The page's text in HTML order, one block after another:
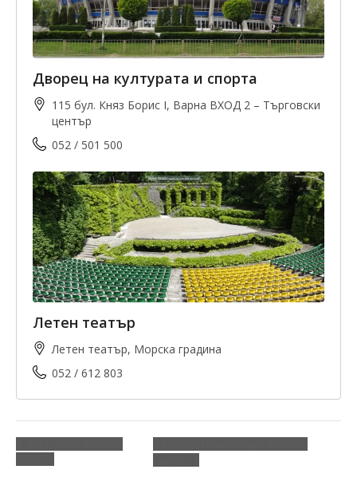
Дворец на културата и спорта
115 бул. Княз Борис I, Варна ВХОД 2 – Търговски
център
052 / 501 500
Летен театър
Летен театър, Морска градина
052 / 612 803